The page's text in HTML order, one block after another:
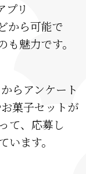
プリ
から可能で
魅力です。
らアンケート
菓子セットが
て、応募し
ます。